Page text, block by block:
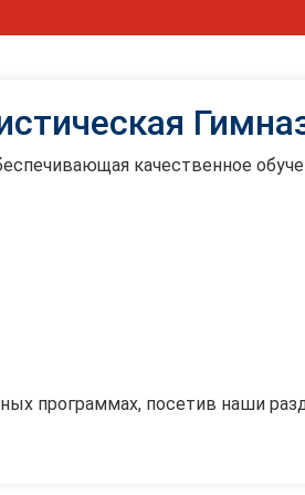
качественное
программах, посетив наши